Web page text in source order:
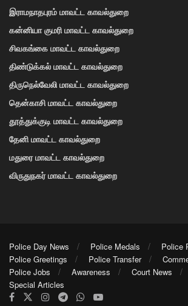
இராமநாதபுரம் மாவட்ட காவல்துறை
கன்னியா குமரி மாவட்ட காவல்துறை
சிவகங்கை மாவட்ட காவல்துறை
திண்டுக்கல் மாவட்ட காவல்துறை
திருநெல்வேலி மாவட்ட காவல்துறை
தென்காசி மாவட்ட காவல்துறை
தூத்துக்குடி மாவட்ட காவல்துறை
தேனி மாவட்ட காவல்துறை
மதுரை மாவட்ட காவல்துறை
விருதுநகர் மாவட்ட காவல்துறை
Police Day News Police Medals
Police
Police Greetings
Police Transfer
Police Jobs
Awareness Court News
Special Articles